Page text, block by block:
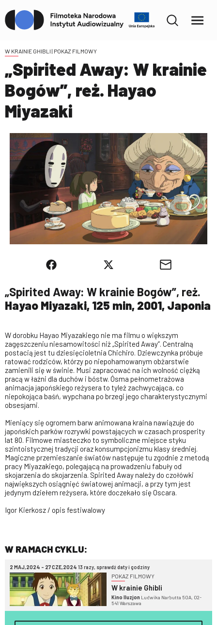
W KRAINIE GHIBLI | POKAZ FILMOWY
„Spirited Away: W krainie
Bogów”, reż. Hayao
Miyazaki
„Spirited Away: W krainie Bogów”, reż.
Hayao Miyazaki, 125 min, 2001, Japonia
W dorobku Hayao Miyazakiego nie ma filmu o większym
zagęszczeniu niesamowitości niż „Spirited Away”. Centralną
postacią jest tu dziesięcioletnia Chichiro. Dziewczynka próbuje
ratować rodziców, którzy po niepohamowanym obżarstwie
zamienili się w świnie. Musi zapracować na ich wolność ciężką
pracą w łaźni dla duchów i bóstw. Ósma pełnometrażowa
animacja japońskiego reżysera to tyleż zachwycająca, co
niepokojąca baśń, wypchana po brzegi jego charakterystycznymi
obsesjami.
Mieniący się ogromem barw animowana kraina nawiązuje do
japońskich parków rozrywki powstających w czasach prosperity
lat 80. Filmowe miasteczko to symboliczne miejsce styku
szintoistycznej tradycji oraz konsumpcjonizmu klasy średniej.
Magiczne przemieszanie światów następuje tu zgodnie z metodą
pracy Miyazakiego, polegającą na prowadzeniu fabuły od
skojarzenia do skojarzenia. Spirited Away należy do czołówki
największych osiągnięć światowej animacji, a przy tym jest
jedynym dziełem reżysera, które doczekało się Oscara.
Igor Kierkosz / opis festiwalowy
W RAMACH CYKLU:
2 MAJ,2024 - 27 CZE,2024 13 razy, sprawdź daty i godziny
POKAZ FILMOWY
W krainie Ghibli
Kino Iluzjon Ludwika Narbutta 50A, 02-
541 Warszawa